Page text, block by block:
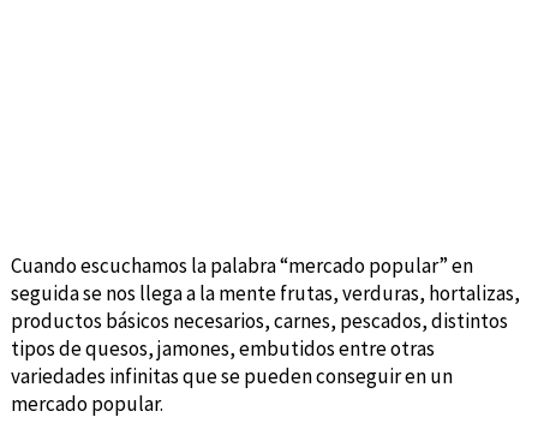
Cuando escuchamos la palabra “mercado popular” en
seguida se nos llega a la mente frutas, verduras, hortalizas,
productos básicos necesarios, carnes, pescados, distintos
tipos de quesos, jamones, embutidos entre otras
variedades infinitas que se pueden conseguir en un
mercado popular.